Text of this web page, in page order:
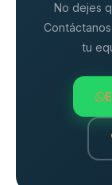
No dejes
tu